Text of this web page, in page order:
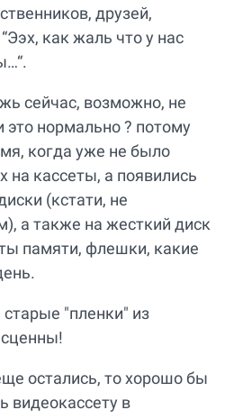
друзей,
как жаль что у нас
сейчас, возможно, не
нормально ? потому
когда уже не было
кассеты, а появились
(кстати, не
а также на жесткий диск
памяти, флешки, какие
старые "пленки" из
остались, то хорошо бы
видеокассету в